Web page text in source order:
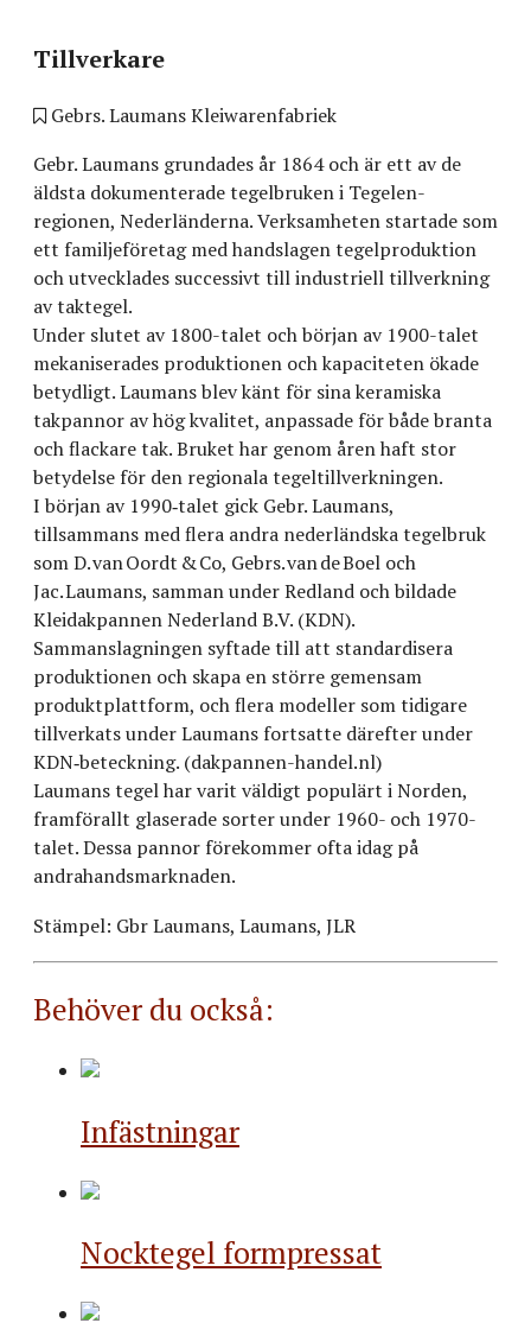
Tillverkare
Gebrs. Laumans Kleiwarenfabriek
Gebr. Laumans grundades år 1864 och är ett av de
äldsta dokumenterade tegelbruken i Tegelen-
regionen, Nederländerna. Verksamheten startade som
ett familjeföretag med handslagen tegelproduktion
och utvecklades successivt till industriell tillverkning
av taktegel.
Under slutet av 1800-talet och början av 1900-talet
mekaniserades produktionen och kapaciteten ökade
betydligt. Laumans blev känt för sina keramiska
takpannor av hög kvalitet, anpassade för både branta
och flackare tak. Bruket har genom åren haft stor
betydelse för den regionala tegeltillverkningen.
I början av 1990‑talet gick Gebr. Laumans,
tillsammans med flera andra nederländska tegelbruk
som D. van Oordt & Co, Gebrs. van de Boel och
Jac. Laumans, samman under Redland och bildade
Kleidakpannen Nederland B.V. (KDN).
Sammanslagningen syftade till att standardisera
produktionen och skapa en större gemensam
produktplattform, och flera modeller som tidigare
tillverkats under Laumans fortsatte därefter under
KDN‑beteckning. (dakpannen-handel.nl)
Laumans tegel har varit väldigt populärt i Norden,
framförallt glaserade sorter under 1960- och 1970-
talet. Dessa pannor förekommer ofta idag på
andrahandsmarknaden.
Stämpel: Gbr Laumans, Laumans, JLR
Behöver du också:
Infästningar
Nocktegel formpressat